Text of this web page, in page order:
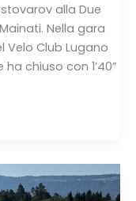
alla Due
Nella gara
Velo Club Lugano
chiuso con 1’40”